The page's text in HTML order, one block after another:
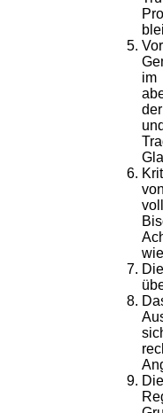
im